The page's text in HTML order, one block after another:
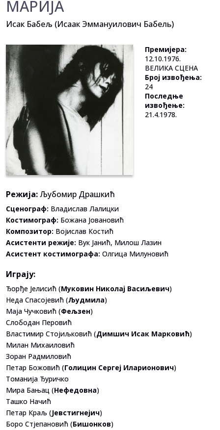
МАРИЈА
Исак Бабељ (Исаак Эммануилович Бабель)
Премијера:
12.10.1976.
ВЕЛИКА СЦЕНА
Број извођења:
24
Последње
извођење:
21.4.1978.
Режија:Љубомир Драшкић
Сценограф: Владислав Лалицки
Костимограф: Божана Јовановић
Композитор: Војислав Костић
Асистенти режије: Вук Јанић, Милош Лазин
Асистент костимографа: Олгица Милуновић
Играју:
Ђорђе Јелисић (Муковин Николај Васиљевич)
Неда Спасојевић (Људмила)
Маја Чучковић (Фељзен)
Слободан Перовић
Властимир Стојиљковић (Димшич Исак Марковић)
Милан Михаиловић
Зоран Радмиловић
Петар Божовић (Голицин Сергеј Иларионович)
Томанија Ђуричко
Мира Бањац (Нефедовна)
Ташко Начић
Петар Краљ (Јевстигнејич)
Боро Стјепановић (Бишонков)